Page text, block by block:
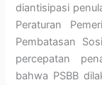
diantisipasi
Peraturan
Pembatasan
percepatan
bahwa PSBB